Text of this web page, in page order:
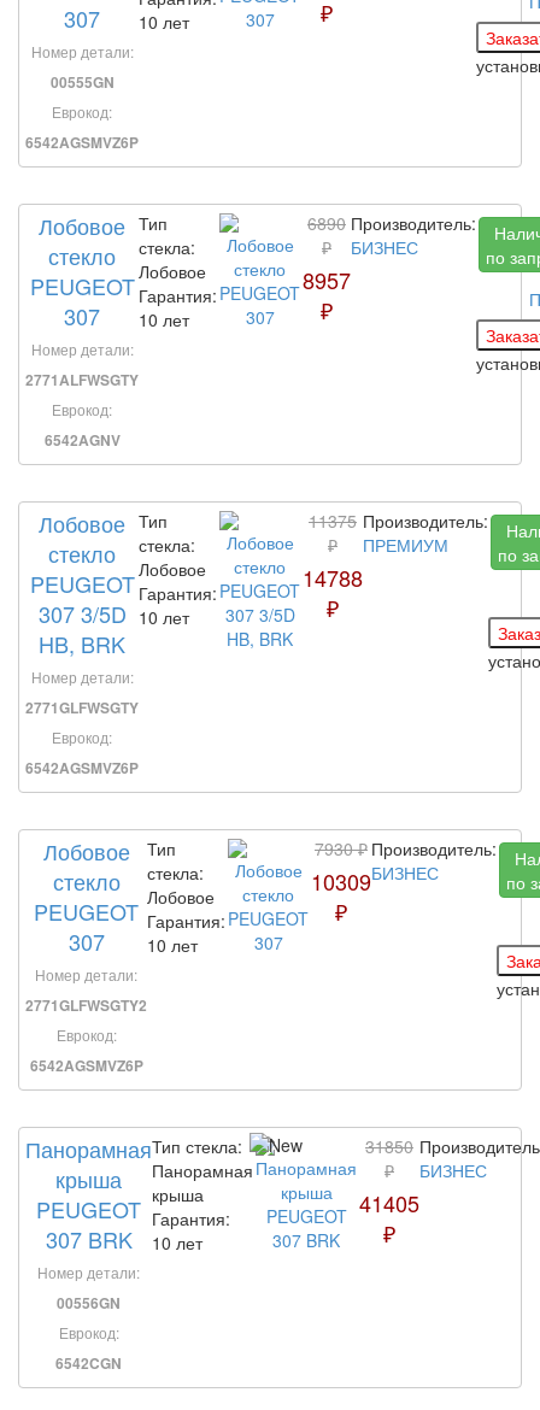
307
Номер детали:
00555GN
Еврокод:
6542AGSMVZ6P
10 лет
₽
Лобовое
стекло
PEUGEOT
307
Номер детали:
2771ALFWSGTY
Еврокод:
6542AGNV
Тип
стекла:
Лобовое
Гарантия:
10 лет
6890
₽
8957
₽
Производитель:
БИЗНЕС
по
Лобовое
стекло
PEUGEOT
307 3/5D
HB, BRK
Номер детали:
2771GLFWSGTY
Еврокод:
6542AGSMVZ6P
Тип
стекла:
Лобовое
Гарантия:
10 лет
11375
₽
14788
₽
Производитель:
ПРЕМИУМ
по
Лобовое
стекло
PEUGEOT
307
Номер детали:
2771GLFWSGTY2
Еврокод:
6542AGSMVZ6P
Тип
стекла:
Лобовое
Гарантия:
10 лет
7930 ₽
10309
₽
Производитель:
БИЗНЕС
по
Панорамная
крыша
PEUGEOT
307 BRK
Номер детали:
00556GN
Еврокод:
6542CGN
Тип стекла:
Панорамная
крыша
Гарантия:
10 лет
31850
₽
41405
₽
БИЗНЕС